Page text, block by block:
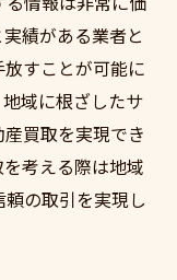
績がある業者と
すことが可能に
域に根ざしたサ
買取を実現でき
考える際は地域
の取引を実現し